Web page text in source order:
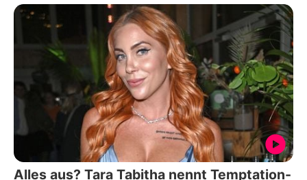
Alles aus? Tara Tabitha nennt Temptation-